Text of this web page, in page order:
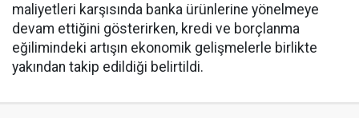
maliyetleri karşısında banka ürünlerine yönelmeye
devam ettiğini gösterirken, kredi ve borçlanma
eğilimindeki artışın ekonomik gelişmelerle birlikte
yakından takip edildiği belirtildi.